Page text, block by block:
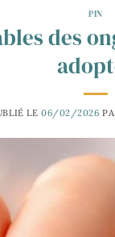
PIN
des
LE 06/02/2026